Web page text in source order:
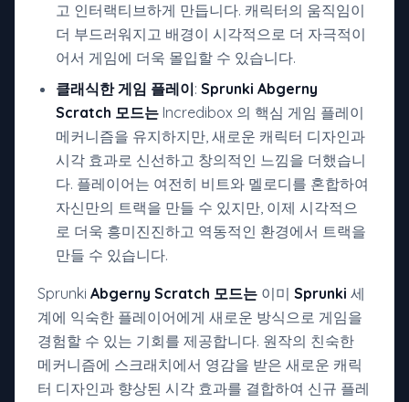
고 인터랙티브하게 만듭니다. 캐릭터의 움직임이
더 부드러워지고 배경이 시각적으로 더 자극적이
어서 게임에 더욱 몰입할 수 있습니다.
클래식한 게임 플레이: Sprunki Abgerny
Scratch 모드는 Incredibox 의 핵심 게임 플레이
메커니즘을 유지하지만, 새로운 캐릭터 디자인과
시각 효과로 신선하고 창의적인 느낌을 더했습니
다. 플레이어는 여전히 비트와 멜로디를 혼합하여
자신만의 트랙을 만들 수 있지만, 이제 시각적으
로 더욱 흥미진진하고 역동적인 환경에서 트랙을
만들 수 있습니다.
Sprunki Abgerny Scratch 모드는 이미 Sprunki 세
계에 익숙한 플레이어에게 새로운 방식으로 게임을
경험할 수 있는 기회를 제공합니다. 원작의 친숙한
메커니즘에 스크래치에서 영감을 받은 새로운 캐릭
터 디자인과 향상된 시각 효과를 결합하여 신규 플레